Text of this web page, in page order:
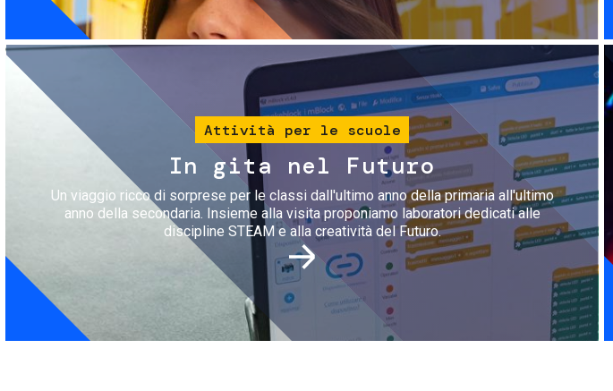
Immagine
Attività per le scuole
In gita nel Futuro
Un viaggio ricco di sorprese per le classi dall'ultimo anno della primaria all'ultimo
anno della secondaria. Insieme alla visita proponiamo laboratori dedicati alle
discipline STEAM e alla creatività del Futuro.